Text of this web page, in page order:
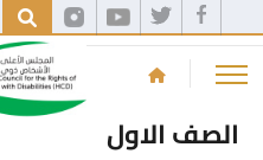
الصف الاول